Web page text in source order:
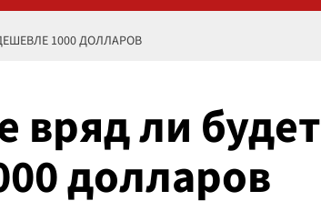
1000 ДОЛЛАРОВ
вряд ли будет
долларов